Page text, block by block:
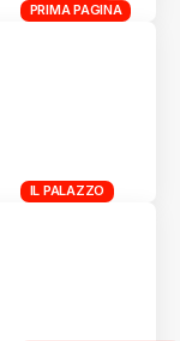
PRIMA PAGINA
IL PALAZZO